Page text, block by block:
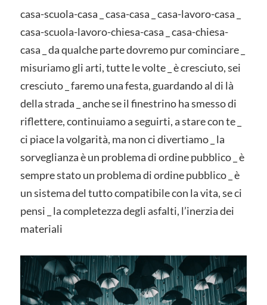
casa-scuola-casa _ casa-casa _ casa-lavoro-casa _
casa-scuola-lavoro-chiesa-casa _ casa-chiesa-
casa _ da qualche parte dovremo pur cominciare _
misuriamo gli arti, tutte le volte _ è cresciuto, sei
cresciuto _ faremo una festa, guardando al di là
della strada _ anche se il finestrino ha smesso di
riflettere, continuiamo a seguirti, a stare con te _
ci piace la volgarità, ma non ci divertiamo _ la
sorveglianza è un problema di ordine pubblico _ è
sempre stato un problema di ordine pubblico _ è
un sistema del tutto compatibile con la vita, se ci
pensi _ la completezza degli asfalti, l’inerzia dei
materiali